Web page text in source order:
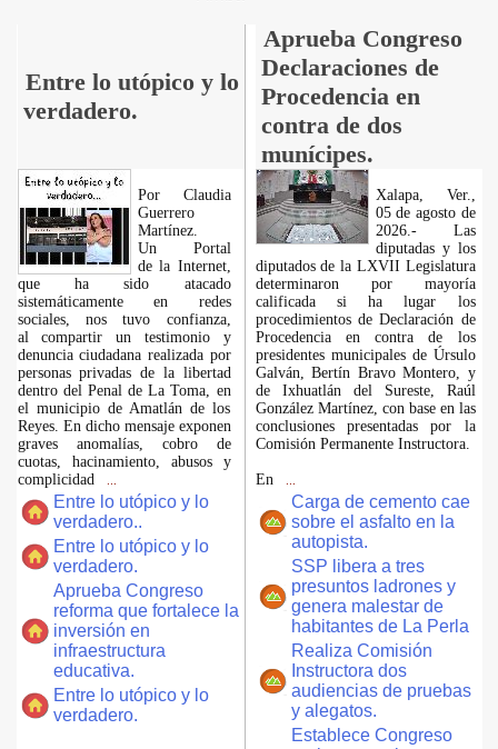
Entre lo utópico y lo
verdadero.
Aprueba Congreso
Declaraciones de
Procedencia en
contra de dos
munícipes.
Por Claudia
Guerrero
Martínez.
​Un Portal
de la Internet,
que ha sido atacado
sistemáticamente en redes
sociales, nos tuvo confianza,
al compartir un testimonio y
denuncia ciudadana realizada por
personas privadas de la libertad
dentro del Penal de La Toma, en
el municipio de Amatlán de los
Reyes. En dicho mensaje exponen
graves anomalías, cobro de
cuotas, hacinamiento, abusos y
complicidad
Entre lo utópico y lo
verdadero..
Entre lo utópico y lo
verdadero.
Aprueba Congreso
reforma que fortalece la
inversión en
infraestructura
educativa.
Entre lo utópico y lo
verdadero.
Xalapa, Ver.,
05 de agosto de
2026.- Las
diputadas y los
diputados de la LXVII Legislatura
determinaron por mayoría
calificada si ha lugar los
procedimientos de Declaración de
Procedencia en contra de los
presidentes municipales de Úrsulo
Galván, Bertín Bravo Montero, y
de Ixhuatlán del Sureste, Raúl
González Martínez, con base en las
conclusiones presentadas por la
Comisión Permanente Instructora.
En
Carga de cemento cae
sobre el asfalto en la
autopista.
SSP libera a tres
presuntos ladrones y
genera malestar de
habitantes de La Perla
Realiza Comisión
Instructora dos
audiencias de pruebas
y alegatos.
Establece Congreso